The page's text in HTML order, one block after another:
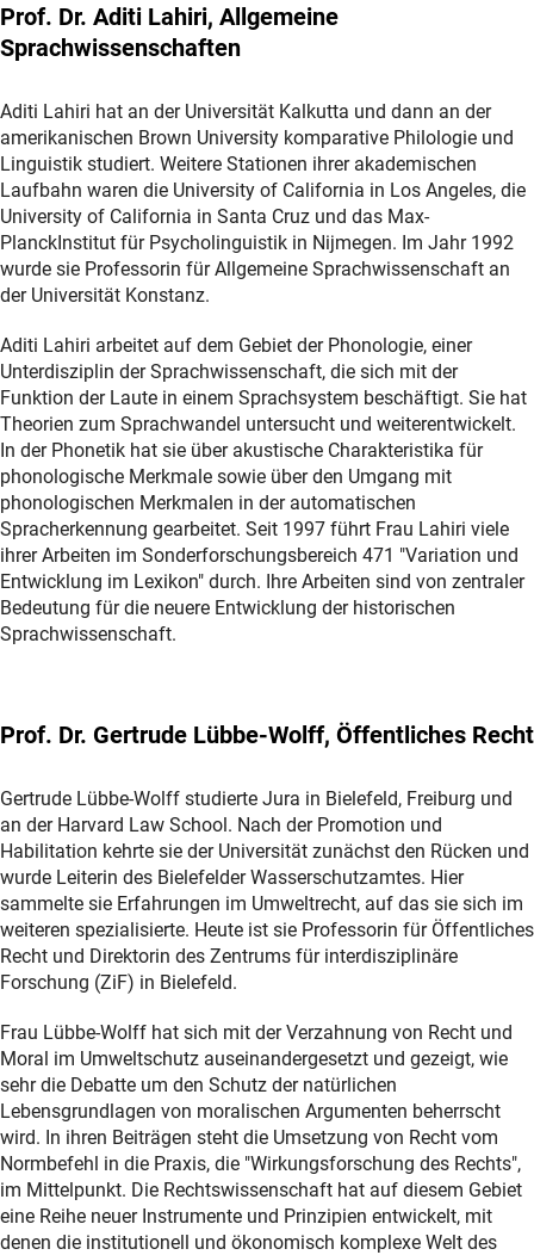
Prof. Dr. Aditi Lahiri, Allgemeine
Sprachwissenschaften
Aditi Lahiri hat an der Universität Kalkutta und dann an der
amerikanischen Brown University komparative Philologie und
Linguistik studiert. Weitere Stationen ihrer akademischen
Laufbahn waren die University of California in Los Angeles, die
University of California in Santa Cruz und das Max-
PlanckInstitut für Psycholinguistik in Nijmegen. Im Jahr 1992
wurde sie Professorin für Allgemeine Sprachwissenschaft an
der Universität Konstanz.
Aditi Lahiri arbeitet auf dem Gebiet der Phonologie, einer
Unterdisziplin der Sprachwissenschaft, die sich mit der
Funktion der Laute in einem Sprachsystem beschäftigt. Sie hat
Theorien zum Sprachwandel untersucht und weiterentwickelt.
In der Phonetik hat sie über akustische Charakteristika für
phonologische Merkmale sowie über den Umgang mit
phonologischen Merkmalen in der automatischen
Spracherkennung gearbeitet. Seit 1997 führt Frau Lahiri viele
ihrer Arbeiten im Sonderforschungsbereich 471 "Variation und
Entwicklung im Lexikon" durch. Ihre Arbeiten sind von zentraler
Bedeutung für die neuere Entwicklung der historischen
Sprachwissenschaft.
Prof. Dr. Gertrude Lübbe-Wolff, Öffentliches Recht
Gertrude Lübbe-Wolff studierte Jura in Bielefeld, Freiburg und
an der Harvard Law School. Nach der Promotion und
Habilitation kehrte sie der Universität zunächst den Rücken und
wurde Leiterin des Bielefelder Wasserschutzamtes. Hier
sammelte sie Erfahrungen im Umweltrecht, auf das sie sich im
weiteren spezialisierte. Heute ist sie Professorin für Öffentliches
Recht und Direktorin des Zentrums für interdisziplinäre
Forschung (ZiF) in Bielefeld.
Frau Lübbe-Wolff hat sich mit der Verzahnung von Recht und
Moral im Umweltschutz auseinandergesetzt und gezeigt, wie
sehr die Debatte um den Schutz der natürlichen
Lebensgrundlagen von moralischen Argumenten beherrscht
wird. In ihren Beiträgen steht die Umsetzung von Recht vom
Normbefehl in die Praxis, die "Wirkungsforschung des Rechts",
im Mittelpunkt. Die Rechtswissenschaft hat auf diesem Gebiet
eine Reihe neuer Instrumente und Prinzipien entwickelt, mit
denen die institutionell und ökonomisch komplexe Welt des